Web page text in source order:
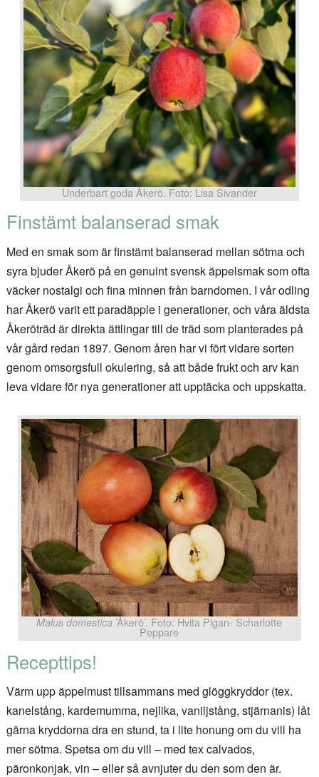
Underbart goda Åkerö. Foto: Lisa Sivander
Finstämt balanserad smak
Med en smak som är finstämt balanserad mellan sötma och
syra bjuder Åkerö på en genuint svensk äppelsmak som ofta
väcker nostalgi och fina minnen från barndomen. I vår odling
har Åkerö varit ett paradäpple i generationer, och våra äldsta
Åkeröträd är direkta ättlingar till de träd som planterades på
vår gård redan 1897. Genom åren har vi fört vidare sorten
genom omsorgsfull okulering, så att både frukt och arv kan
leva vidare för nya generationer att upptäcka och uppskatta.
Malus domestica ’Åkerö’. Foto: Hvita Pigan- Scharlotte
Peppare
Recepttips!
Värm upp äppelmust tillsammans med glöggkryddor (tex.
kanelstång, kardemumma, nejlika, vaniljstång, stjärnanis) låt
gärna kryddorna dra en stund, ta i lite honung om du vill ha
mer sötma. Spetsa om du vill – med tex calvados,
päronkonjak, vin – eller så avnjuter du den som den är.